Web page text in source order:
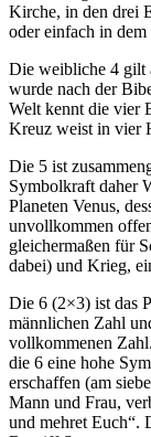
Kirche, in den drei
oder einfach in
Die weibliche 4 gilt
wurde nach der
Welt kennt die vier
Kreuz weist in vier
Die 5 ist
Symbolkraft daher
Planeten Venus,
unvollkommen
gleichermaßen für
dabei) und Krieg,
Die 6 (2×3) ist das
männlichen Zahl
vollkommenen
die 6 eine hohe
erschaffen (am
Mann und Frau,
und mehret Euch“.